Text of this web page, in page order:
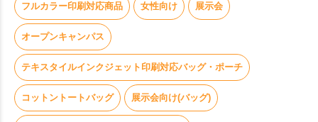
フルカラー印刷対応商品 女性向け 展示会
オープンキャンパス
テキスタイルインクジェット印刷対応バッグ・ポーチ
コットントートバッグ 展示会向け(バッグ)